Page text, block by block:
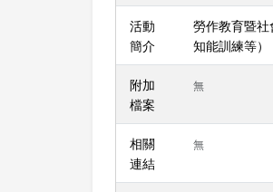
活動
簡介
勞作教育暨
知能訓練等）
附加
檔案
無
相關
連結
無